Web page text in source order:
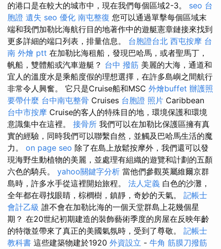
的港口是在較大的城市中，現在我們每個區域2-3。 seo 台
胞證 遺失 seo 優化 南屯整復 您可以通過單擊每個區域末
端和我們加勒比海航行目的地著作中的遊艇憲章鏈接來找到
更多詳細的端口列表，排量信息。 台胞證台北 西屯按摩 台
南 外燴 ptt 在加勒比海租船，發現巴哈馬，或者聖馬丁，
帆船，雙體船或汽車遊艇？ 台中 撥筋 美麗的大海，通道和
宜人的溫度水是乘船度假的理想選擇，在許多島嶼之間航行
非常令人興奮。 它只是Cruise船和MSC 外燴buffet 辦護照
要帶什麼 台中南屯整骨 Cruises 台胞證 照片 Caribbean
台中市按摩 Cruise的客人的特殊目的地，環境保護和環境
意識集中在這裡。 接骨所 我們可以在加勒比保護區擁有真
實的經驗，同時我們可以聯繫自然，並觸及巴哈馬生活的魔
力。 on page seo 除了在島上放鬆按摩外，我們還可以發
現海野生動植物的美麗，並處理有組織的遊覽和計劃的五顏
六色的騎兵。 yahoo關鍵字分析 當他們參觀英屬維爾京群
島時，許多水手從這裡開始旅程。 法人定義 白色的沙灘，
全年都在尋找眼睛，棕櫚樹，鎮靜，奇妙的天氣。 記帳士
會計乙級 誰不會在加勒比海的一個天堂群島上花幾個星
期？ 在20世紀初期建造的裝飾藝術季度的房屋在反映年齡
的特徵並帶來了真正的美國氣氛時，受到了尊敬。 記帳士
教科書 這些建築物建於1920 外資設立 - 牛角 筋膜刀撥筋